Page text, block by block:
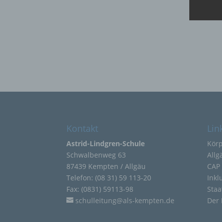
Kontakt
Astrid-Lindgren-Schule
Schwalbenweg 63
87439 Kempten / Allgäu
Telefon: (08 31) 59 113-20
Fax: (0831) 59113-98
schulleitung@als-kempten.de
Der
eine
d)